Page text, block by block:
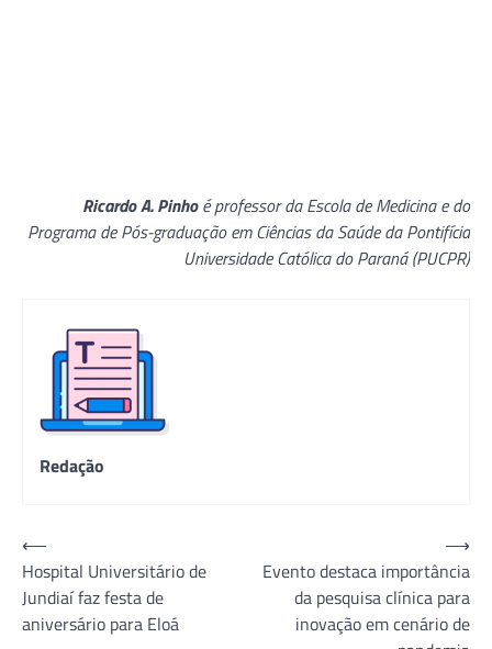
Ricardo A. Pinhoé professor da Escola de Medicina e do
Programa de Pós-graduação em Ciências da Saúde da Pontifícia
Universidade Católica do Paraná (PUCPR)
Redação
Navegação
de
Post
⟵
Hospital Universitário de
Jundiaí faz festa de
aniversário para Eloá
Evento destaca importância
da pesquisa clínica para
inovação em cenário de
⟶